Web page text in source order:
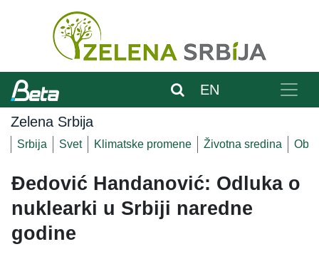
EN
Zelena Srbija
Srbija Svet Klimatske promene Životna sredina
Đedović Handanović: Odluka o
nuklearki u Srbiji naredne
godine